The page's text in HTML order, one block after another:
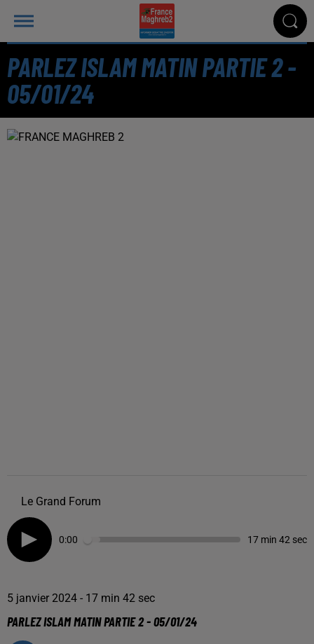
PARLEZ ISLAM MATIN PARTIE 2 -
05/01/24
Le Grand Forum
0:00 17 min 42 sec
5 janvier 2024 - 17 min 42 sec
PARLEZ ISLAM MATIN PARTIE 2 - 05/01/24